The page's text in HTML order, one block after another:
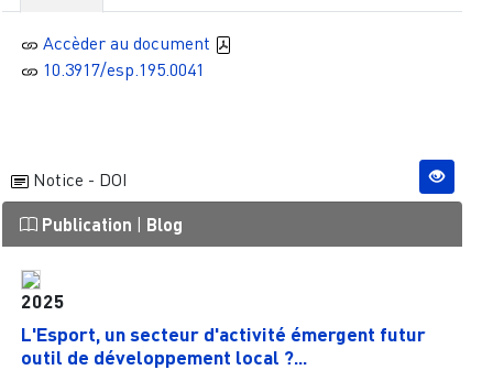
Accèder au document
10.3917/esp.195.0041
Notice - DOI
Publication | Blog
2025
L'Esport, un secteur d'activité émergent futur
outil de développement local ?...